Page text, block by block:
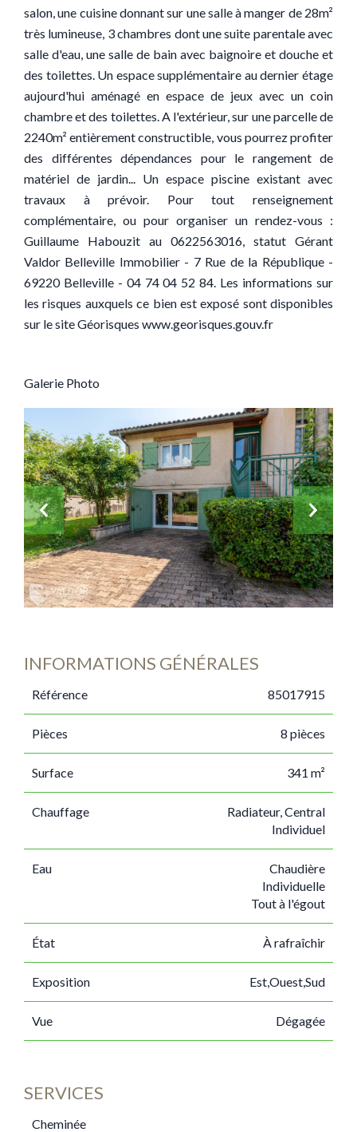
salon, une cuisine donnant sur une salle à manger de 28m²
très lumineuse, 3 chambres dont une suite parentale avec
salle d'eau, une salle de bain avec baignoire et douche et
des toilettes. Un espace supplémentaire au dernier étage
aujourd'hui aménagé en espace de jeux avec un coin
chambre et des toilettes. A l'extérieur, sur une parcelle de
2240m² entièrement constructible, vous pourrez profiter
des différentes dépendances pour le rangement de
matériel de jardin... Un espace piscine existant avec
travaux à prévoir. Pour tout renseignement
complémentaire, ou pour organiser un rendez-vous :
Guillaume Habouzit au 0622563016, statut Gérant
Valdor Belleville Immobilier - 7 Rue de la République -
69220 Belleville - 04 74 04 52 84. Les informations sur
les risques auxquels ce bien est exposé sont disponibles
sur le site Géorisques www.georisques.gouv.fr
Galerie Photo
INFORMATIONS GÉNÉRALES
Référence 85017915
Pièces 8 pièces
Surface 341 m²
Chauffage
Radiateur, Central
Individuel
Eau
Chaudière
Individuelle
Tout à l'égout
État À rafraîchir
Exposition Est,Ouest,Sud
Vue Dégagée
SERVICES
Cheminée